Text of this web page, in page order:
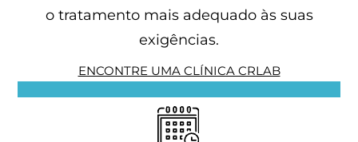
o tratamento mais adequado às suas
exigências.
ENCONTRE UMA CLÍNICA CRLAB